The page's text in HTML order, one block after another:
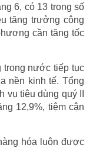
6, có 13 trong số
tăng trưởng công
cần tăng tốc
trong nước tiếp tục
nền kinh tế. Tổng
vụ tiêu dùng quý II
12,9%, tiệm cận
hóa luôn được